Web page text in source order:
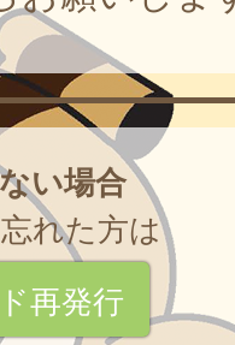
い場合
れた方は
再発行